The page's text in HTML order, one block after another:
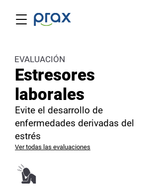
EVALUACIÓN
Estresores
laborales
Evite el desarrollo de
enfermedades derivadas del
estrés
Ver todas las evaluaciones